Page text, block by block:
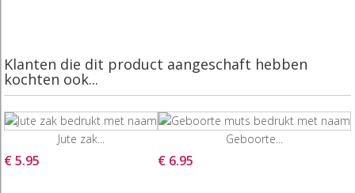
Klanten die dit product aangeschaft hebben
kochten ook...
Jute zak...
€ 5.95
Geboorte...
€ 6.95